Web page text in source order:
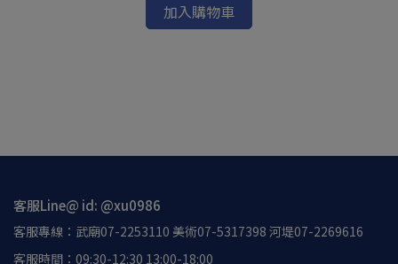
加入購物車
客服Line@ id: @xu0986
客服專線：武廟07-2253110 美術07-5317398 河堤07-2269616
客服時間：09:30-12:30 13:00-18:00